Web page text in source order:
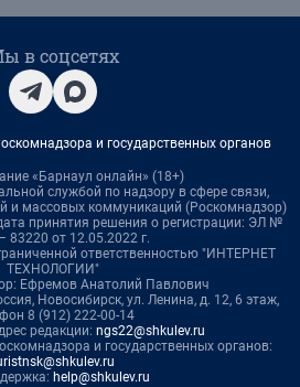
в соцсетях
и государственных органов
«Барнаул онлайн» (18+)
службой по надзору в сфере связи,
и массовых коммуникаций (Роскомнадзор)
принятия решения о регистрации: ЭЛ №
83220 от 12.05.2022 г.
ответственностью "ИНТЕРНЕТ
ТЕХНОЛОГИИ"
Ефремов Анатолий Павлович
Новосибирск, ул. Ленина, д. 12, 6 этаж,
8 (912) 222-00-14
редакции: ngs22@shkulev.ru
и государственных органов:
help@shkulev.ru